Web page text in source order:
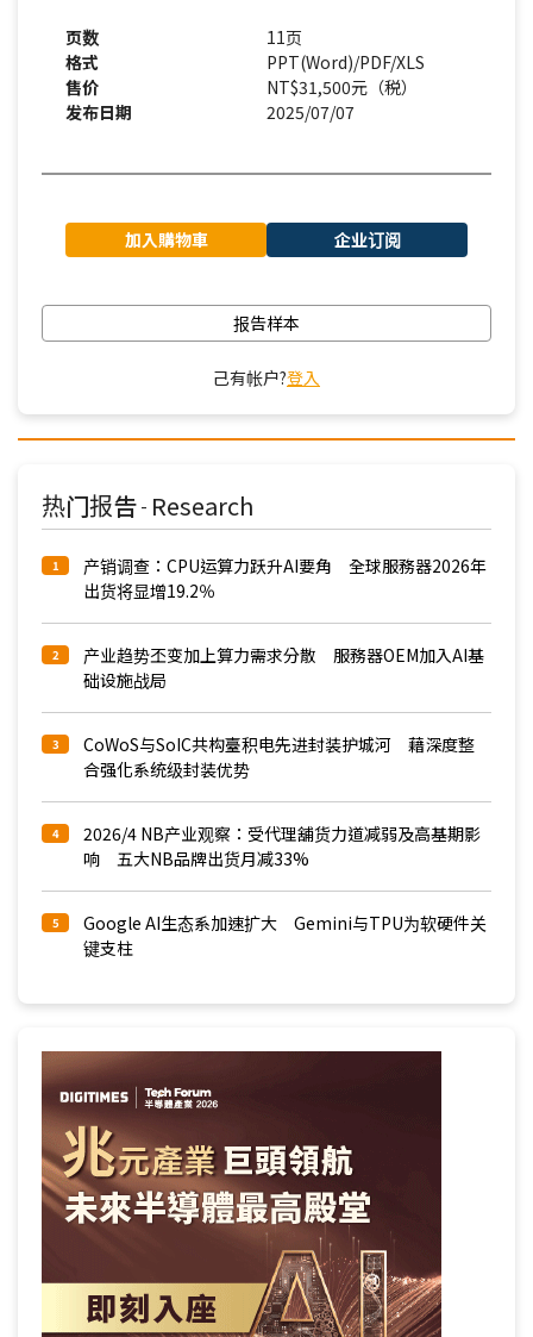
页数
11页
格式
PPT(Word)/PDF/XLS
售价
NT$31,500元（税）
发布日期
2025/07/07
加入購物車 企业订阅
报告样本
己有帐户?登入
热门报告 - Research
1
产销调查：CPU运算力跃升AI要角 全球服務器2026年
出货将显增19.2％
2
产业趋势丕变加上算力需求分散 服務器OEM加入AI基
础设施战局
3
CoWoS与SoIC共构臺积电先进封装护城河 藉深度整
合强化系统级封装优势
4
2026/4 NB产业观察：受代理舖货力道减弱及高基期影
响 五大NB品牌出货月减33%
5
Google AI生态系加速扩大 Gemini与TPU为软硬件关
键支柱